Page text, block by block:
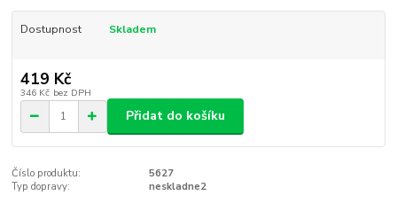
Dostupnost Skladem
419 Kč
346 Kč bez DPH
Přidat do košíku
Číslo produktu:
5627
Typ dopravy:
neskladne2